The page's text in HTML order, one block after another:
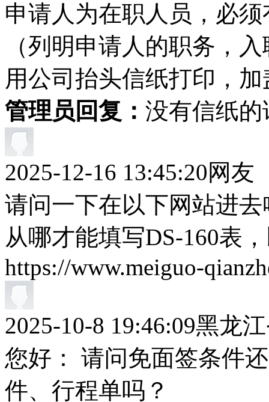
申请人为在职人员，必
（列明申请人的职务，
用公司抬头信纸打印，
管理员回复： 没有信纸
2025-12-16 13:45:20网友
请问一下在以下网站进
从哪才能填写DS-160表
https://www.meiguo-
2025-10-8 19:46:09黑龙
您好： 请问免面签条件
件、行程单吗？